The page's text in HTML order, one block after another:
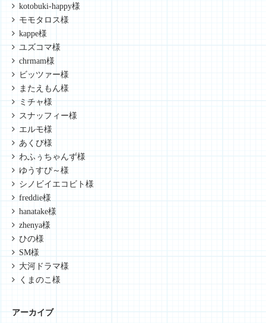
kotobuki-happy様
モモタロス様
kappe様
ユズコマ様
chrmam様
ビッツァー様
またえもん様
ミチャ様
スナッフィー様
エルモ様
あくび様
わふぅちゃんず様
ゆうすぴ～様
シノビイエコビト様
freddie様
hanatake様
zhenya様
ひの様
SM様
大河ドラマ様
くまのこ様
アーカイブ